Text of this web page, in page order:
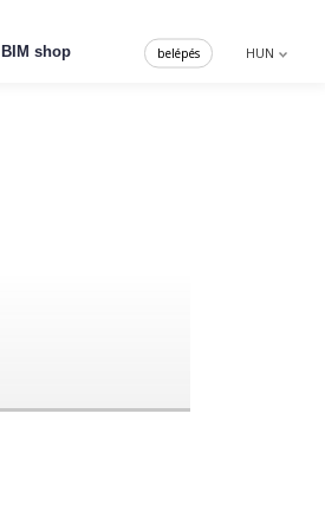
BIM shop HUN
belépés